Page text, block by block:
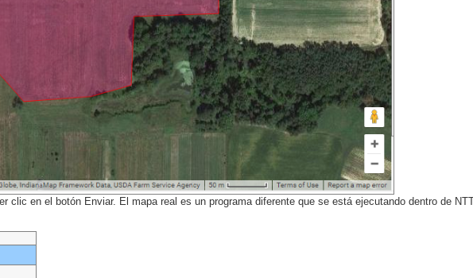
clic en el botón Enviar. El mapa real es un programa diferente que se está ejecutando dentro de